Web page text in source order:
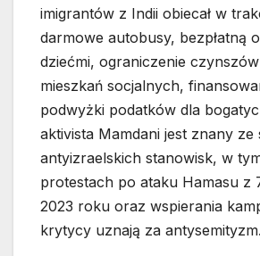
imigrantów z Indii obiecał w
darmowe autobusy, bezpłatną
dziećmi, ograniczenie
mieszkań socjalnych,
podwyżki podatków dla
aktivista Mamdani jest znany ze
antyizraelskich stanowisk, w
protestach po ataku Hamasu z
2023 roku oraz wspierania
krytycy uznają za antysemityzm.